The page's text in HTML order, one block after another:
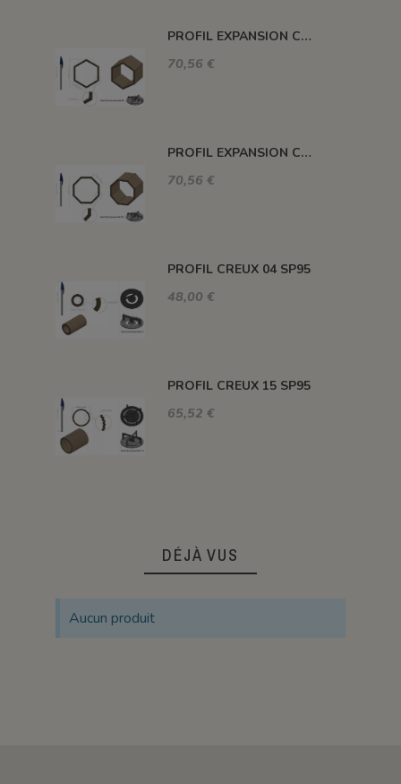
PROFIL EXPANSION CREUX 08 SP95
70,56 €
PROFIL EXPANSION CREUX 09 SP95
70,56 €
PROFIL CREUX 04 SP95
48,00 €
PROFIL CREUX 15 SP95
65,52 €
DÉJÀ VUS
Aucun produit